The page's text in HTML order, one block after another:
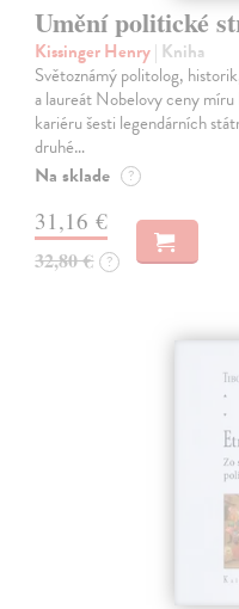
Umění politické
Kissinger Henry| Kniha
Světoznámý politolog,
a laureát Nobelovy ceny
kariéru šesti legendárních
druhé…
Na sklade ?
31,16 €
32,80 € ?